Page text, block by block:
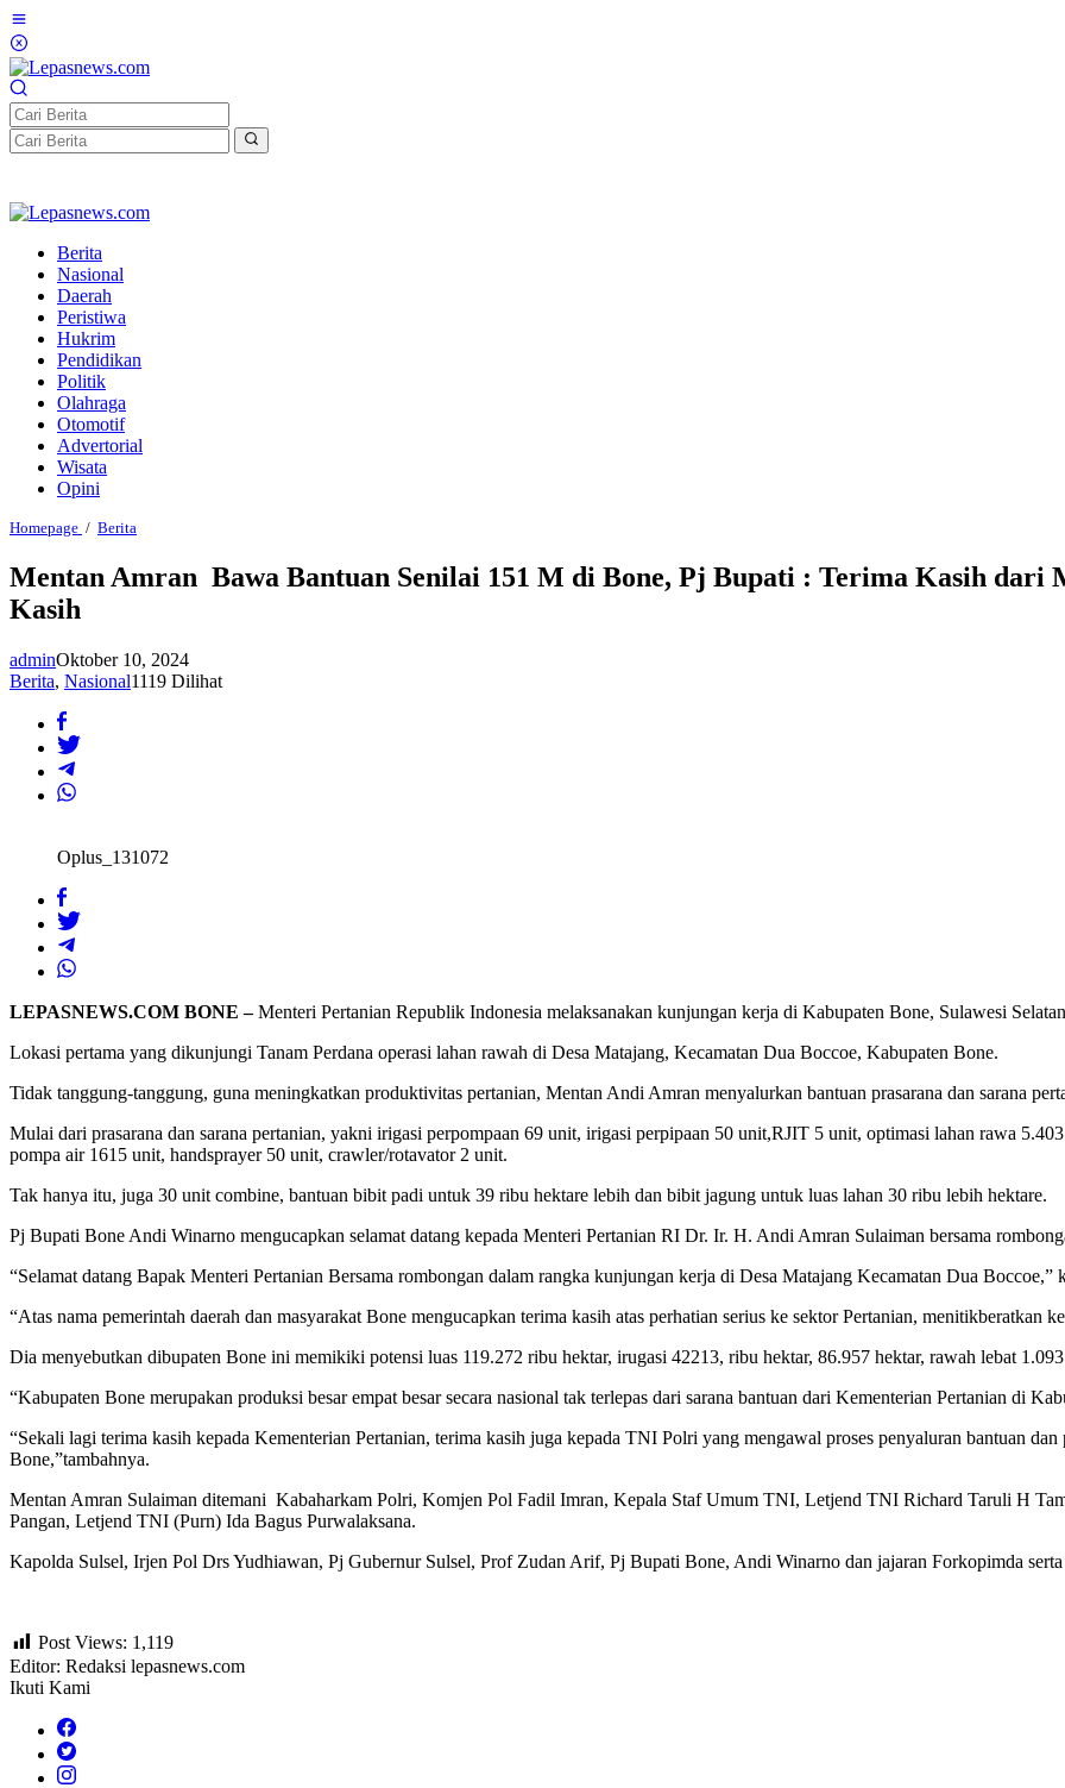
Lewati
ke
konten
Berita
Nasional
Daerah
Peristiwa
Hukrim
Pendidikan
Politik
Olahraga
Otomotif
Advertorial
Wisata
Opini
Homepage / Berita
Bantuan
di
Bone,
Pj
Bupati
Mentan Amran Bawa Bantuan Senilai 151 M di Bone, Pj Bupati : Terima Kasih dari
Kasih
adminOktober 10, 2024
Berita, Nasional1119 Dilihat
Oplus_131072
LEPASNEWS.COM BONE –Menteri Pertanian Republik Indonesia melaksanakan kunjungan kerja di Kabupaten Bone, Sulawesi
Lokasi pertama yang dikunjungi Tanam Perdana operasi lahan rawah di Desa Matajang, Kecamatan Dua Boccoe, Kabupaten Bone.
Tidak tanggung-tanggung, guna meningkatkan produktivitas pertanian, Mentan Andi Amran menyalurkan bantuan prasarana dan sarana
Mulai dari prasarana dan sarana pertanian, yakni irigasi perpompaan 69 unit, irigasi perpipaan 50 unit,RJIT 5 unit, optimasi lahan rawa
pompa air 1615 unit, handsprayer 50 unit, crawler/rotavator 2 unit.
Tak hanya itu, juga 30 unit combine, bantuan bibit padi untuk 39 ribu hektare lebih dan bibit jagung untuk luas lahan 30 ribu lebih hektare.
Pj Bupati Bone Andi Winarno mengucapkan selamat datang kepada Menteri Pertanian RI Dr. Ir. H. Andi Amran Sulaiman bersama
“Selamat datang Bapak Menteri Pertanian Bersama rombongan dalam rangka kunjungan kerja di Desa Matajang Kecamatan Dua Boccoe,”
“Atas nama pemerintah daerah dan masyarakat Bone mengucapkan terima kasih atas perhatian serius ke sektor Pertanian, menitikberatkan
Dia menyebutkan dibupaten Bone ini memikiki potensi luas 119.272 ribu hektar, irugasi 42213, ribu hektar, 86.957 hektar, rawah lebat
“Kabupaten Bone merupakan produksi besar empat besar secara nasional tak terlepas dari sarana bantuan dari Kementerian Pertanian di
“Sekali lagi terima kasih kepada Kementerian Pertanian, terima kasih juga kepada TNI Polri yang mengawal proses penyaluran bantuan
Bone,”tambahnya.
Mentan Amran Sulaiman ditemani Kabaharkam Polri, Komjen Pol Fadil Imran, Kepala Staf Umum TNI, Letjend TNI Richard Taruli H
Pangan, Letjend TNI (Purn) Ida Bagus Purwalaksana.
Kapolda Sulsel, Irjen Pol Drs Yudhiawan, Pj Gubernur Sulsel, Prof Zudan Arif, Pj Bupati Bone, Andi Winarno dan jajaran Forkopimda
Post Views: 1,119
Editor: Redaksi lepasnews.com
Ikuti Kami